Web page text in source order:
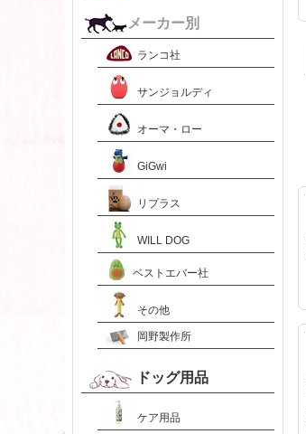
メーカー別
ランコ社
サンジョルディ
オーマ・ロー
GiGwi
リプラス
WILL DOG
ベストエバー社
その他
岡野製作所
ドッグ用品
ケア用品